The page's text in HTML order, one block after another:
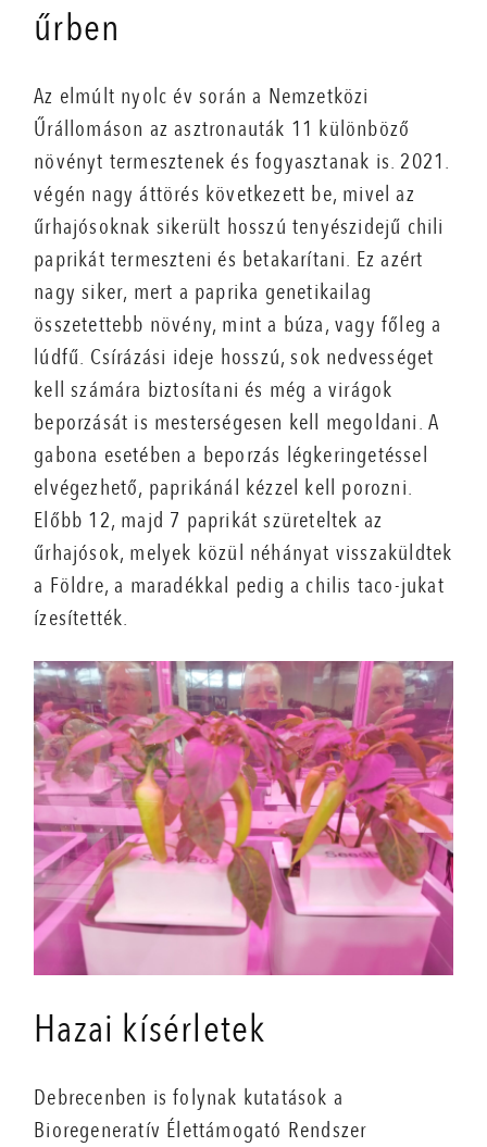
űrben
Az elmúlt nyolc év során a Nemzetközi
Űrállomáson az asztronauták 11 különböző
növényt termesztenek és fogyasztanak is. 2021.
végén nagy áttörés következett be, mivel az
űrhajósoknak sikerült hosszú tenyészidejű chili
paprikát termeszteni és betakarítani. Ez azért
nagy siker, mert a paprika genetikailag
összetettebb növény, mint a búza, vagy főleg a
lúdfű. Csírázási ideje hosszú, sok nedvességet
kell számára biztosítani és még a virágok
beporzását is mesterségesen kell megoldani. A
gabona esetében a beporzás légkeringetéssel
elvégezhető, paprikánál kézzel kell porozni.
Előbb 12, majd 7 paprikát szüreteltek az
űrhajósok, melyek közül néhányat visszaküldtek
a Földre, a maradékkal pedig a chilis taco-jukat
ízesítették.
Hazai kísérletek
Debrecenben is folynak kutatások a
Bioregeneratív Élettámogató Rendszer